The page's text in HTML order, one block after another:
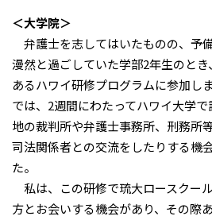
＜大学院＞
弁護士を志してはいたものの、予
漫然と過ごしていた学部2年生のと
あるハワイ研修プログラムに参加し
では、2週間にわたってハワイ大学
地の裁判所や弁護士事務所、刑務所
司法関係者との交流をしたりする機
た。
私は、この研修で琉大ロースクー
方とお会いする機会があり、その際